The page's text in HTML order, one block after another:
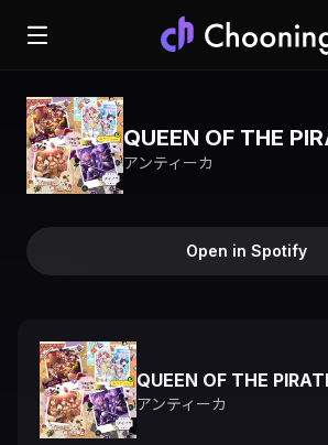
QUEEN OF THE
アンティーカ
Open in Spotify
QUEEN OF THE
アンティーカ